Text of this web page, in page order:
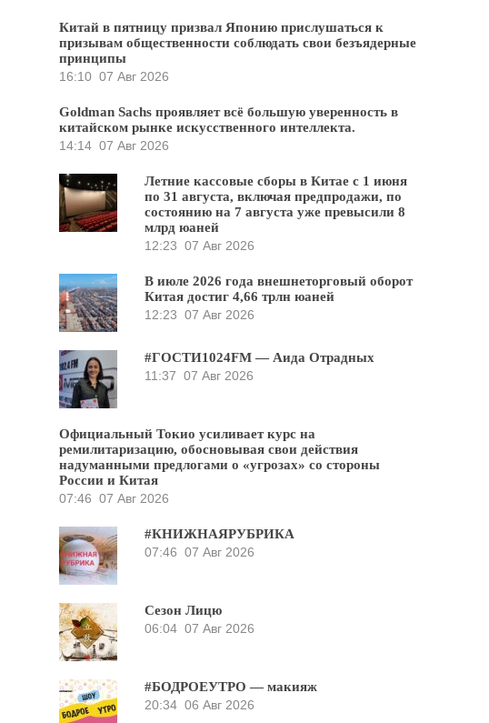
Китай в пятницу призвал Японию прислушаться к
призывам общественности соблюдать свои безъядерные
принципы
16:10 07 Авг 2026
Goldman Sachs проявляет всё большую уверенность в
китайском рынке искусственного интеллекта.
14:14 07 Авг 2026
Летние кассовые сборы в Китае с 1 июня
по 31 августа, включая предпродажи, по
состоянию на 7 августа уже превысили 8
млрд юаней
12:23 07 Авг 2026
В июле 2026 года внешнеторговый оборот
Китая достиг 4,66 трлн юаней
12:23 07 Авг 2026
#ГОСТИ1024FM — Аида Отрадных
11:37 07 Авг 2026
Официальный Токио усиливает курс на
ремилитаризацию, обосновывая свои действия
надуманными предлогами о «угрозах» со стороны
России и Китая
07:46 07 Авг 2026
#КНИЖНАЯРУБРИКА
07:46 07 Авг 2026
Сезон Лицю
06:04 07 Авг 2026
#БОДРОЕУТРО — макияж
20:34 06 Авг 2026